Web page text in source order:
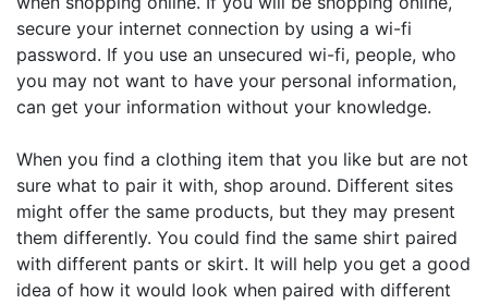
secure your internet connection by using a wi-fi
password. If you use an unsecured wi-fi, people, who
you may not want to have your personal information,
can get your information without your knowledge.
When you find a clothing item that you like but are not
sure what to pair it with, shop around. Different sites
might offer the same products, but they may present
them differently. You could find the same shirt paired
with different pants or skirt. It will help you get a good
idea of how it would look when paired with different